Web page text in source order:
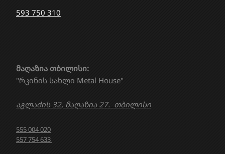
მაღაზია თბილისი:
"რკინის სახლი Metal House"
აგლაძის 32, მაღაზია 27. თბილისი
555 004 020
557 754 633
593 750 310